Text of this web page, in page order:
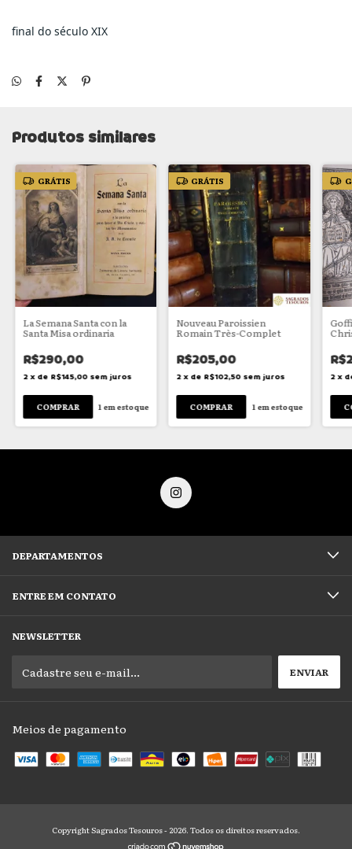
final do século XIX
Produtos similares
GRÁTIS
La Semana Santa con la
Santa Misa ordinaria
R$290,00
2 x de R$145,00 sem juros
1 em estoque
GRÁTIS
Nouveau Paroissien
Romain Très-Complet
R$205,00
2 x de R$102,50 sem juros
1 em estoque
2 x
DEPARTAMENTOS
ENTRE EM CONTATO
NEWSLETTER
Meios de pagamento
Copyright Sagrados Tesouros - 2026. Todos os direitos reservados.